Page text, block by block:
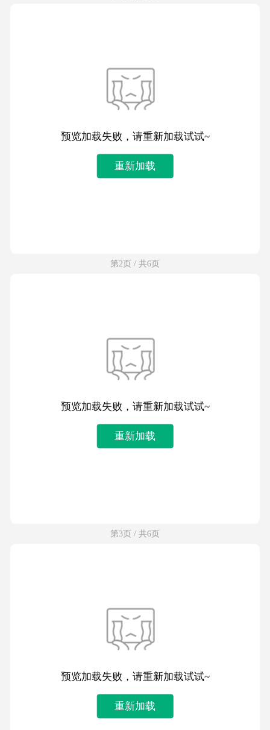
预览加载失败，请重新加载试试~
重新加载
第2页 / 共6页
预览加载失败，请重新加载试试~
重新加载
第3页 / 共6页
预览加载失败，请重新加载试试~
重新加载